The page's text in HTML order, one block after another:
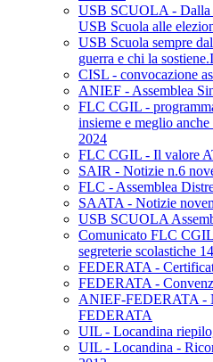
USB SCUOLA - Dalla
USB Scuola alle
USB Scuola sempre
guerra e chi la
CISL - convocazione
ANIEF - Assemblea
FLC CGIL -
insieme e meglio
2024
FLC CGIL - Il valore
SAIR - Notizie n.6
FLC - Assemblea
SAATA - Notizie
USB SCUOLA
Comunicato FLC
segreterie scolastiche
FEDERATA -
FEDERATA -
ANIEF-FEDERATA -
FEDERATA
UIL - Locandina
UIL - Locandina -